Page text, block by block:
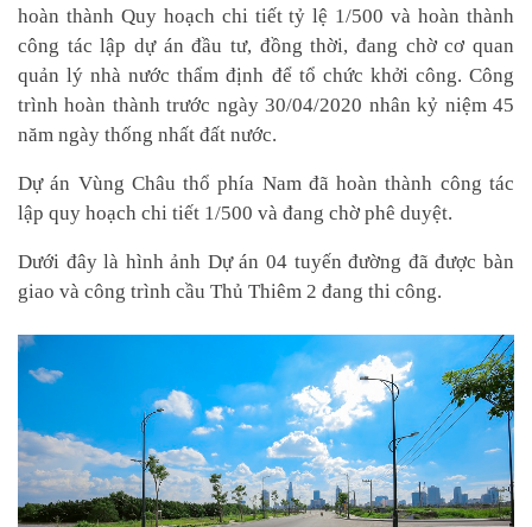
hoàn thành Quy hoạch chi tiếttỷ lệ 1/500 và hoàn thành
công tác lập dự án đầu tư, đồng thời, đang chờ cơ quan
quản lý nhà nước thẩm định để tổ chức khởi công. Công
trình hoàn thành trước ngày 30/04/2020 nhân kỷ niệm 45
năm ngày thống nhất đất nước.
Dự án Vùng Châu thổ phía Nam đã hoàn thành công tác
lập quy hoạch chi tiết 1/500 và đang chờ phê duyệt.
Dưới đây là hình ảnh Dự án 04 tuyến đường đã được bàn
giao và công trình cầu Thủ Thiêm 2 đang thi công.